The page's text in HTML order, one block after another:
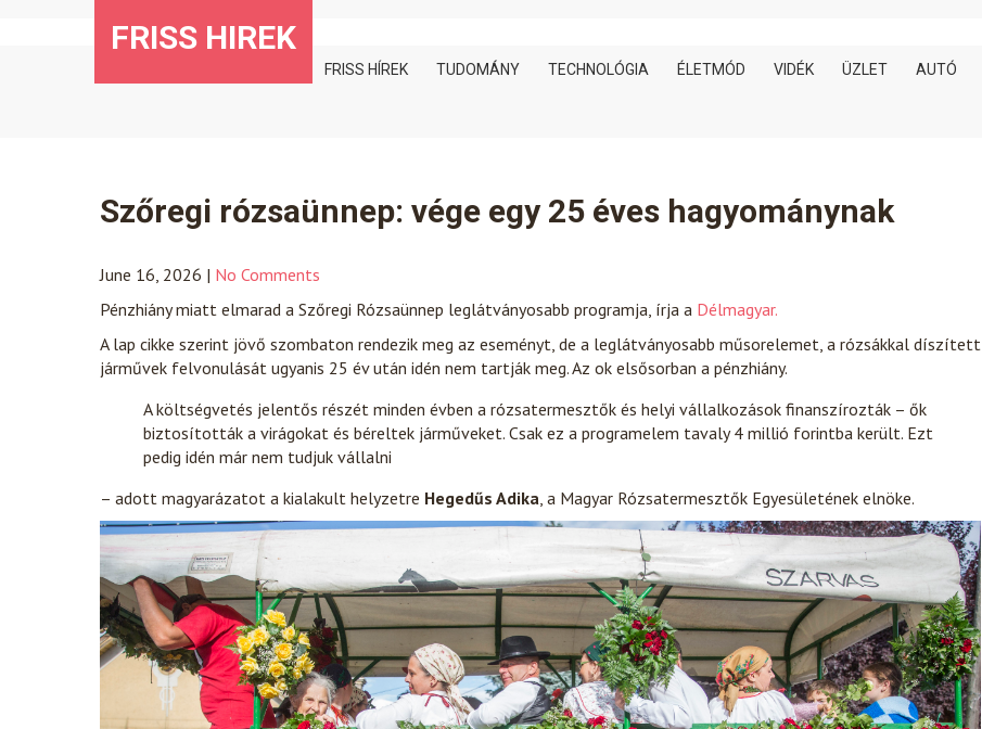
FRISS HIREK
FRISS HÍREK TUDOMÁNY TECHNOLÓGIA ÉLETMÓD VIDÉK ÜZLET AUTÓ
Szőregi rózsaünnep: vége egy 25 éves hagyománynak
June 16, 2026 | No Comments
Pénzhiány miatt elmarad a Szőregi Rózsaünnep leglátványosabb programja, írja a Délmagyar.
A lap cikke szerint jövő szombaton rendezik meg az eseményt, de a leglátványosabb műsorelemet, a rózsákkal díszített
járművek felvonulását ugyanis 25 év után idén nem tartják meg. Az ok elsősorban a pénzhiány.
A költségvetés jelentős részét minden évben a rózsatermesztők és helyi vállalkozások finanszírozták – ők
biztosították a virágokat és béreltek járműveket. Csak ez a programelem tavaly 4 millió forintba került. Ezt
pedig idén már nem tudjuk vállalni
– adott magyarázatot a kialakult helyzetre Hegedűs Adika, a Magyar Rózsatermesztők Egyesületének elnöke.